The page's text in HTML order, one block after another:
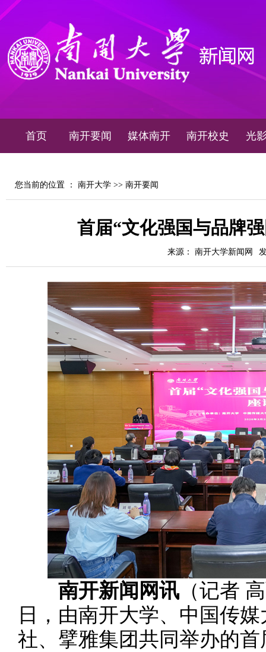
首页 南开要闻 媒体南开 南开校史 光
您当前的位置 ： 南开大学 >> 南开要闻
首届“文化强国与品牌
来源： 南开大学新闻网
南开新闻网讯 （记者
日，由南开大学、中国传
社、擘雅集团共同举办的